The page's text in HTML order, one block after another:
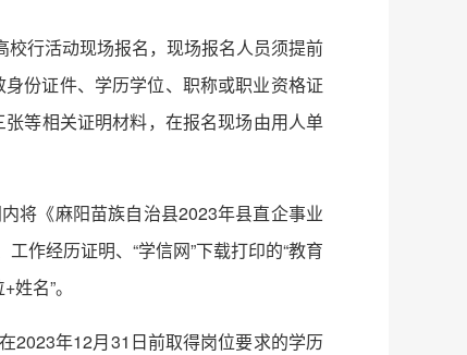
校行活动现场报名，现场报名人员须提前
份证件、学历学位、职称或职业资格证
等相关证明材料，在报名现场由用人单
将《麻阳苗族自治县2023年县直企事业
作经历证明、“学信网”下载打印的“教育
名”。
2023年12月31日前取得岗位要求的学历